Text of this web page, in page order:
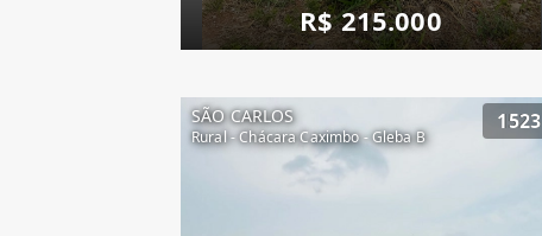
R$ 215.000
SÃO CARLOS
Rural - Chácara Caximbo - Gleba B
1523